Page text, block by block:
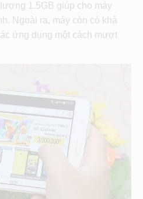
1.5GB giúp cho máy
Ngoài ra, máy còn có khả
ứng dụng một cách mượt